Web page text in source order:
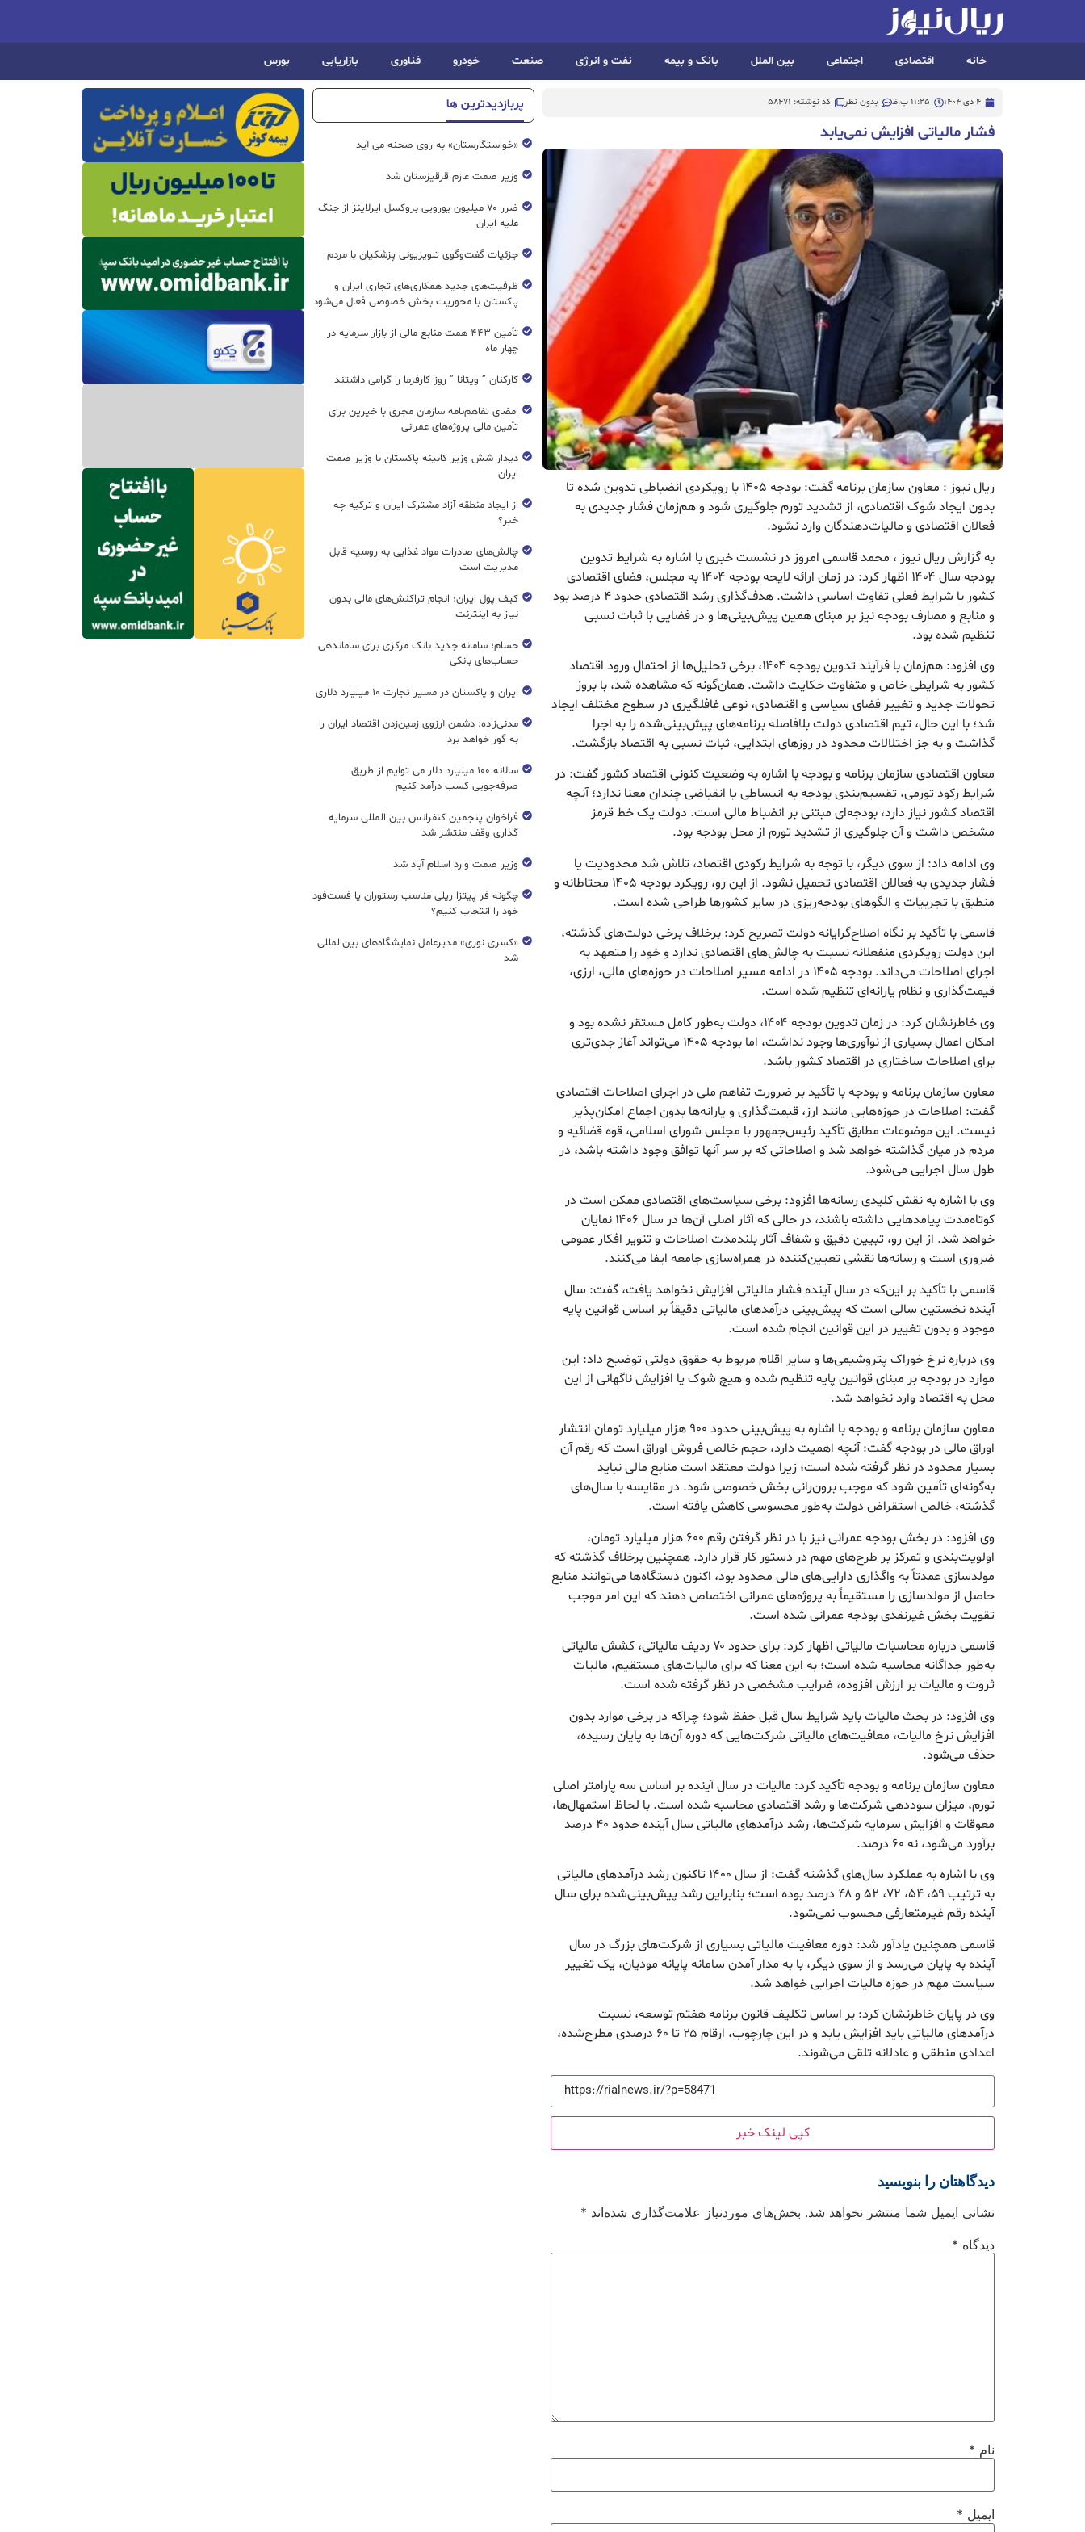
خانه اقتصادی اجتماعی بین الملل بانک و بیمه نفت و انرژی صنعت خودرو فناوری بازاریابی بورس
4 دی 1404 11:25 ب.ظ بدون نظر کد نوشته: 58471
فشار مالیاتی افزایش نمی‌یابد
ریال نیوز : معاون سازمان برنامه گفت: بودجه ۱۴۰۵ با رویکردی انضباطی تدوین شده تا
بدون ایجاد شوک اقتصادی، از تشدید تورم جلوگیری شود و هم‌زمان فشار جدیدی به
فعالان اقتصادی و مالیات‌دهندگان وارد نشود.
به گزارش ریال نیوز ، محمد قاسمی امروز در نشست خبری با اشاره به شرایط تدوین
بودجه سال ۱۴۰۴ اظهار کرد: در زمان ارائه لایحه بودجه ۱۴۰۴ به مجلس، فضای اقتصادی
کشور با شرایط فعلی تفاوت اساسی داشت. هدف‌گذاری رشد اقتصادی حدود ۴ درصد بود
و منابع و مصارف بودجه نیز بر مبنای همین پیش‌بینی‌ها و در فضایی با ثبات نسبی
تنظیم شده بود.
وی افزود: هم‌زمان با فرآیند تدوین بودجه ۱۴۰۴، برخی تحلیل‌ها از احتمال ورود اقتصاد
کشور به شرایطی خاص و متفاوت حکایت داشت. همان‌گونه که مشاهده شد، با بروز
تحولات جدید و تغییر فضای سیاسی و اقتصادی، نوعی غافلگیری در سطوح مختلف ایجاد
شد؛ با این حال، تیم اقتصادی دولت بلافاصله برنامه‌های پیش‌بینی‌شده را به اجرا
گذاشت و به جز اختلالات محدود در روزهای ابتدایی، ثبات نسبی به اقتصاد بازگشت.
معاون اقتصادی سازمان برنامه و بودجه با اشاره به وضعیت کنونی اقتصاد کشور گفت: در
شرایط رکود تورمی، تقسیم‌بندی بودجه به انبساطی یا انقباضی چندان معنا ندارد؛ آنچه
اقتصاد کشور نیاز دارد، بودجه‌ای مبتنی بر انضباط مالی است. دولت یک خط قرمز
مشخص داشت و آن جلوگیری از تشدید تورم از محل بودجه بود.
وی ادامه داد: از سوی دیگر، با توجه به شرایط رکودی اقتصاد، تلاش شد محدودیت یا
فشار جدیدی به فعالان اقتصادی تحمیل نشود. از این رو، رویکرد بودجه ۱۴۰۵ محتاطانه و
منطبق با تجربیات و الگوهای بودجه‌ریزی در سایر کشورها طراحی شده است.
قاسمی با تأکید بر نگاه اصلاح‌گرایانه دولت تصریح کرد: برخلاف برخی دولت‌های گذشته،
این دولت رویکردی منفعلانه نسبت به چالش‌های اقتصادی ندارد و خود را متعهد به
اجرای اصلاحات می‌داند. بودجه ۱۴۰۵ در ادامه مسیر اصلاحات در حوزه‌های مالی، ارزی،
قیمت‌گذاری و نظام یارانه‌ای تنظیم شده است.
وی خاطرنشان کرد: در زمان تدوین بودجه ۱۴۰۴، دولت به‌طور کامل مستقر نشده بود و
امکان اعمال بسیاری از نوآوری‌ها وجود نداشت، اما بودجه ۱۴۰۵ می‌تواند آغاز جدی‌تری
برای اصلاحات ساختاری در اقتصاد کشور باشد.
معاون سازمان برنامه و بودجه با تأکید بر ضرورت تفاهم ملی در اجرای اصلاحات اقتصادی
گفت: اصلاحات در حوزه‌هایی مانند ارز، قیمت‌گذاری و یارانه‌ها بدون اجماع امکان‌پذیر
نیست. این موضوعات مطابق تأکید رئیس‌جمهور با مجلس شورای اسلامی، قوه قضائیه و
مردم در میان گذاشته خواهد شد و اصلاحاتی که بر سر آنها توافق وجود داشته باشد، در
طول سال اجرایی می‌شود.
وی با اشاره به نقش کلیدی رسانه‌ها افزود: برخی سیاست‌های اقتصادی ممکن است در
کوتاه‌مدت پیامدهایی داشته باشند، در حالی که آثار اصلی آن‌ها در سال ۱۴۰۶ نمایان
خواهد شد. از این رو، تبیین دقیق و شفاف آثار بلندمدت اصلاحات و تنویر افکار عمومی
ضروری است و رسانه‌ها نقشی تعیین‌کننده در همراه‌سازی جامعه ایفا می‌کنند.
قاسمی با تأکید بر این‌که در سال آینده فشار مالیاتی افزایش نخواهد یافت، گفت: سال
آینده نخستین سالی است که پیش‌بینی درآمدهای مالیاتی دقیقاً بر اساس قوانین پایه
موجود و بدون تغییر در این قوانین انجام شده است.
وی درباره نرخ خوراک پتروشیمی‌ها و سایر اقلام مربوط به حقوق دولتی توضیح داد: این
موارد در بودجه بر مبنای قوانین پایه تنظیم شده و هیچ شوک یا افزایش ناگهانی از این
محل به اقتصاد وارد نخواهد شد.
معاون سازمان برنامه و بودجه با اشاره به پیش‌بینی حدود ۹۰۰ هزار میلیارد تومان انتشار
اوراق مالی در بودجه گفت: آنچه اهمیت دارد، حجم خالص فروش اوراق است که رقم آن
بسیار محدود در نظر گرفته شده است؛ زیرا دولت معتقد است منابع مالی نباید
به‌گونه‌ای تأمین شود که موجب برون‌رانی بخش خصوصی شود. در مقایسه با سال‌های
گذشته، خالص استقراض دولت به‌طور محسوسی کاهش یافته است.
وی افزود: در بخش بودجه عمرانی نیز با در نظر گرفتن رقم ۶۰۰ هزار میلیارد تومان،
اولویت‌بندی و تمرکز بر طرح‌های مهم در دستور کار قرار دارد. همچنین برخلاف گذشته که
مولدسازی عمدتاً به واگذاری دارایی‌های مالی محدود بود، اکنون دستگاه‌ها می‌توانند منابع
حاصل از مولدسازی را مستقیماً به پروژه‌های عمرانی اختصاص دهند که این امر موجب
تقویت بخش غیرنقدی بودجه عمرانی شده است.
قاسمی درباره محاسبات مالیاتی اظهار کرد: برای حدود ۷۰ ردیف مالیاتی، کشش مالیاتی
به‌طور جداگانه محاسبه شده است؛ به این معنا که برای مالیات‌های مستقیم، مالیات
ثروت و مالیات بر ارزش افزوده، ضرایب مشخصی در نظر گرفته شده است.
وی افزود: در بحث مالیات باید شرایط سال قبل حفظ شود؛ چراکه در برخی موارد بدون
افزایش نرخ مالیات، معافیت‌های مالیاتی شرکت‌هایی که دوره آن‌ها به پایان رسیده،
حذف می‌شود.
معاون سازمان برنامه و بودجه تأکید کرد: مالیات در سال آینده بر اساس سه پارامتر اصلی
تورم، میزان سوددهی شرکت‌ها و رشد اقتصادی محاسبه شده است. با لحاظ استمهال‌ها،
معوقات و افزایش سرمایه شرکت‌ها، رشد درآمدهای مالیاتی سال آینده حدود ۴۰ درصد
برآورد می‌شود، نه ۶۰ درصد.
وی با اشاره به عملکرد سال‌های گذشته گفت: از سال ۱۴۰۰ تاکنون رشد درآمدهای مالیاتی
به ترتیب ۵۹، ۵۴، ۷۲، ۵۲ و ۴۸ درصد بوده است؛ بنابراین رشد پیش‌بینی‌شده برای سال
آینده رقم غیرمتعارفی محسوب نمی‌شود.
قاسمی همچنین یادآور شد: دوره معافیت مالیاتی بسیاری از شرکت‌های بزرگ در سال
آینده به پایان می‌رسد و از سوی دیگر، با به مدار آمدن سامانه پایانه مودیان، یک تغییر
سیاست مهم در حوزه مالیات اجرایی خواهد شد.
وی در پایان خاطرنشان کرد: بر اساس تکلیف قانون برنامه هفتم توسعه، نسبت
درآمدهای مالیاتی باید افزایش یابد و در این چارچوب، ارقام ۲۵ تا ۶۰ درصدی مطرح‌شده،
اعدادی منطقی و عادلانه تلقی می‌شوند.
کپی لینک خبر
دیدگاهتان را بنویسید
نشانی ایمیل شما منتشر نخواهد شد. بخش‌های موردنیاز علامت‌گذاری شده‌اند *
دیدگاه *
نام *
ایمیل *
پربازدیدترین ها
«خواستگارستان» به روی صحنه می آید
وزیر صمت عازم قرقیزستان شد
ضرر ۷۰ میلیون یورویی بروکسل ایرلاینز از جنگ
علیه ایران
جزئیات گفت‌وگوی تلویزیونی پزشکیان با مردم
ظرفیت‌های جدید همکاری‌های تجاری ایران و
پاکستان با محوریت بخش خصوصی فعال می‌شود
تأمین ۴۴۳ همت منابع مالی از بازار سرمایه در
چهار ماه
کارکنان ” ویتانا ” روز کارفرما را گرامی داشتند
امضای تفاهم‌نامه سازمان مجری با خیرین برای
تأمین مالی پروژه‌های عمرانی
دیدار شش وزیر کابینه پاکستان با وزير صمت
ایران
از ایجاد منطقه آزاد مشترک ایران و ترکیه چه
خبر؟
چالش‌های صادرات مواد غذایی به روسیه قابل
مدیریت است
کیف پول ایران؛ انجام تراکنش‌های مالی بدون
نیاز به اینترنت
حسام؛ سامانه جدید بانک مرکزی برای ساماندهی
حساب‌های بانکی
ایران و پاکستان در مسیر تجارت ۱۰ میلیارد دلاری
مدنی‌زاده: دشمن آرزوی زمین‌زدن اقتصاد ایران را
به گور خواهد برد
سالانه ۱۰۰ میلیارد دلار می توایم از طریق
صرفه‌جویی کسب درآمد کنیم
فراخوان پنجمین کنفرانس بین المللی سرمایه
گذاری وقف منتشر شد
وزیر صمت وارد اسلام آباد شد
چگونه فر پیتزا ریلی مناسب رستوران یا فست‌فود
خود را انتخاب کنیم؟
«کسری نوری» مدیرعامل نمایشگاه‌های بین‌المللی
شد